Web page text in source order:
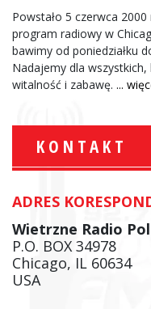
Powstało 5 czerwca
program radiowy w
bawimy od poniedziałku
Nadajemy dla
witalność i zabawę. ...
KONTAKT
ADRES
Wietrzne Radio
P.O. BOX 34978
Chicago, IL 60634
USA